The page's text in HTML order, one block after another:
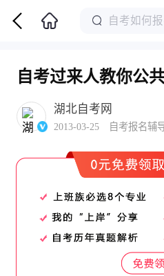
自考过来人教你公
湖北自考网
2013-03-25 自考报名辅